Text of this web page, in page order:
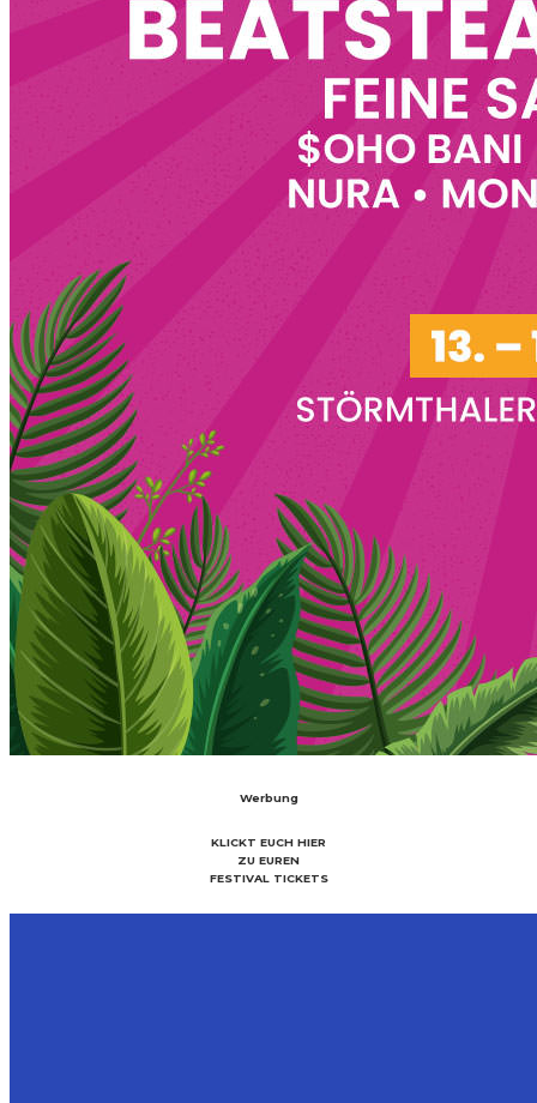
Werbung
KLICKT EUCH HIER
ZU EUREN
FESTIVAL TICKETS